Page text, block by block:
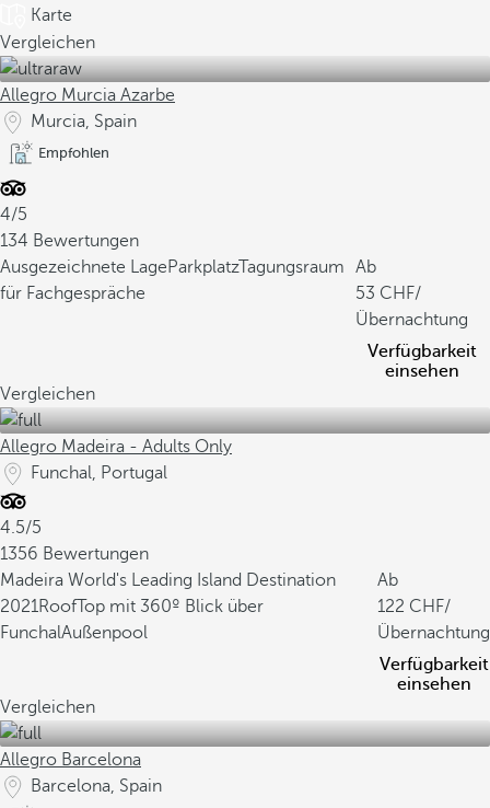
Karte
Vergleichen
Allegro Murcia Azarbe
Murcia, Spain
Empfohlen
4/5
134 Bewertungen
Ausgezeichnete LageParkplatzTagungsraum
für Fachgespräche
Ab
53
/
Übernachtung
Verfügbarkeit
einsehen
Vergleichen
Allegro Madeira - Adults Only
Funchal, Portugal
4.5/5
1356 Bewertungen
Madeira World's Leading Island Destination
2021RoofTop mit 360º Blick über
FunchalAußenpool
Ab
122
/
Übernachtung
Verfügbarkeit
einsehen
Vergleichen
Allegro Barcelona
Barcelona, Spain